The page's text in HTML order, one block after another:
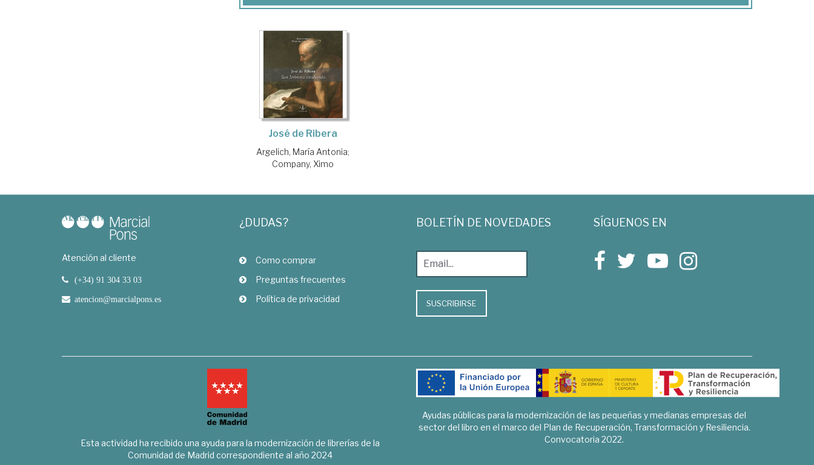
José de Ribera
Argelich, María Antonia;
Company, Ximo
Atención al cliente
(+34) 91 304 33 03
atencion@marcialpons.es
¿DUDAS?
Como comprar
Preguntas frecuentes
Política de privacidad
BOLETÍN DE NOVEDADES
SUSCRIBIRSE
SÍGUENOS EN
Esta actividad ha recibido una ayuda para la modernización de librerías de la
Comunidad de Madrid correspondiente al año 2024
Ayudas públicas para la modernización de las pequeñas y medianas empresas del
sector del libro en el marco del Plan de Recuperación, Transformación y Resiliencia.
Convocatoria 2022.